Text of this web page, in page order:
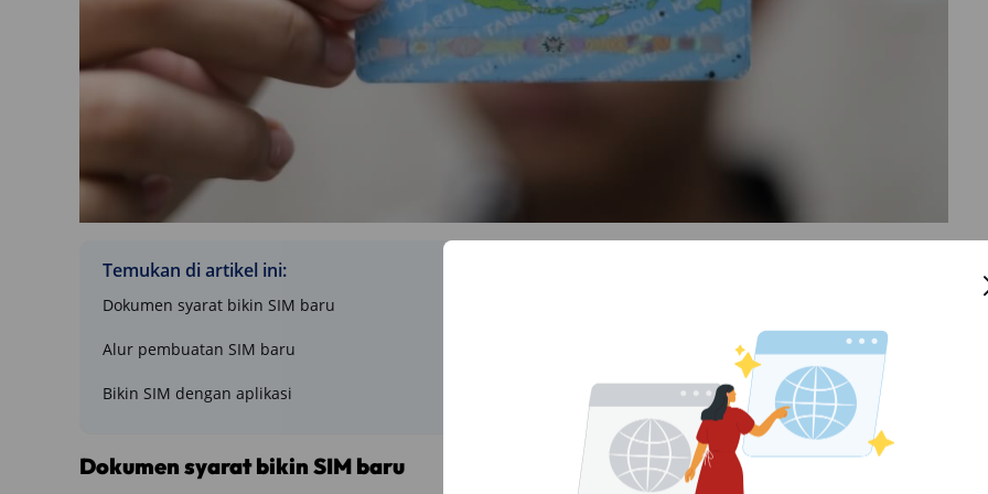
Temukan di artikel ini:
Dokumen syarat bikin SIM baru
Alur pembuatan SIM baru
Bikin SIM dengan aplikasi
Dokumen syarat bikin SIM baru